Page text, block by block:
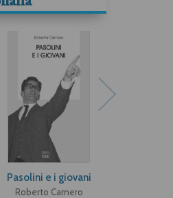
Pasolini e i giovani
Roberto Carnero